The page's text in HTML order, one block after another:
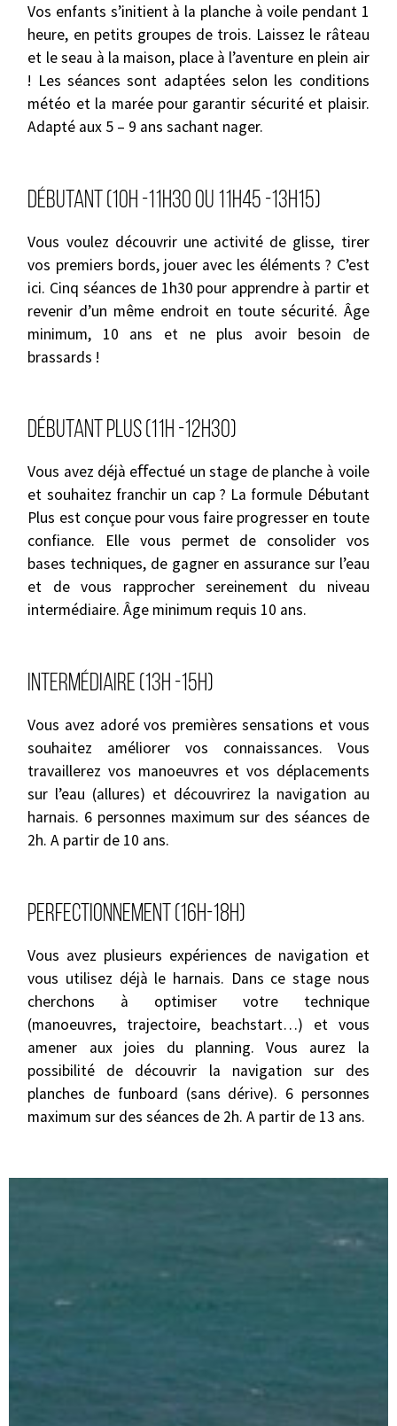
Vos enfants s’initient à la planche à voile pendant 1
heure, en petits groupes de trois. Laissez le râteau
et le seau à la maison, place à l’aventure en plein air
! Les séances sont adaptées selon les conditions
météo et la marée pour garantir sécurité et plaisir.
Adapté aux 5 – 9 ans sachant nager.
Débutant (10h -11H30 ou 11h45 -13h15)
Vous voulez découvrir une activité de glisse, tirer
vos premiers bords, jouer avec les éléments ? C’est
ici. Cinq séances de 1h30 pour apprendre à partir et
revenir d’un même endroit en toute sécurité. Âge
minimum, 10 ans et ne plus avoir besoin de
brassards !
Débutant Plus (11h -12h30)
Vous avez déjà eﬀectué un stage de planche à voile
et souhaitez franchir un cap ? La formule Débutant
Plus est conçue pour vous faire progresser en toute
confiance. Elle vous permet de consolider vos
bases techniques, de gagner en assurance sur l’eau
et de vous rapprocher sereinement du niveau
intermédiaire. Âge minimum requis 10 ans.
Intermédiaire (13h -15h)
Vous avez adoré vos premières sensations et vous
souhaitez améliorer vos connaissances. Vous
travaillerez vos manoeuvres et vos déplacements
sur l’eau (allures) et découvrirez la navigation au
harnais. 6 personnes maximum sur des séances de
2h. A partir de 10 ans.
Perfectionnement (16h-18h)
Vous avez plusieurs expériences de navigation et
vous utilisez déjà le harnais. Dans ce stage nous
cherchons à optimiser votre technique
(manoeuvres, trajectoire, beachstart…) et vous
amener aux joies du planning. Vous aurez la
possibilité de découvrir la navigation sur des
planches de funboard (sans dérive). 6 personnes
maximum sur des séances de 2h. A partir de 13 ans.